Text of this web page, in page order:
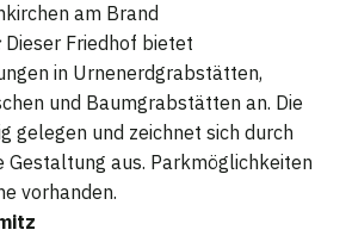
am Brand
Dieser Friedhof bietet
in Urnenerdgrabstätten,
und Baumgrabstätten an. Die
gelegen und zeichnet sich durch
Gestaltung aus. Parkmöglichkeiten
vorhanden.